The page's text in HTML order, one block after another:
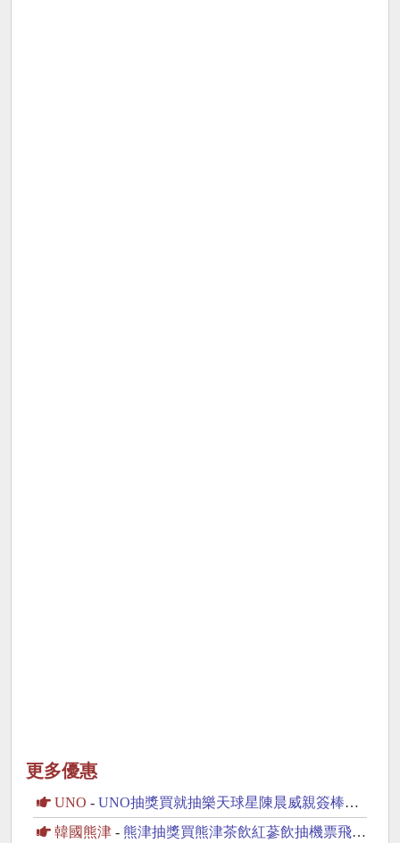
更多優惠
UNO - UNO抽獎買就抽樂天球星陳晨威親簽棒球周邊商品
韓國熊津 - 熊津抽獎買熊津茶飲紅蔘飲抽機票飛韓國賞櫻